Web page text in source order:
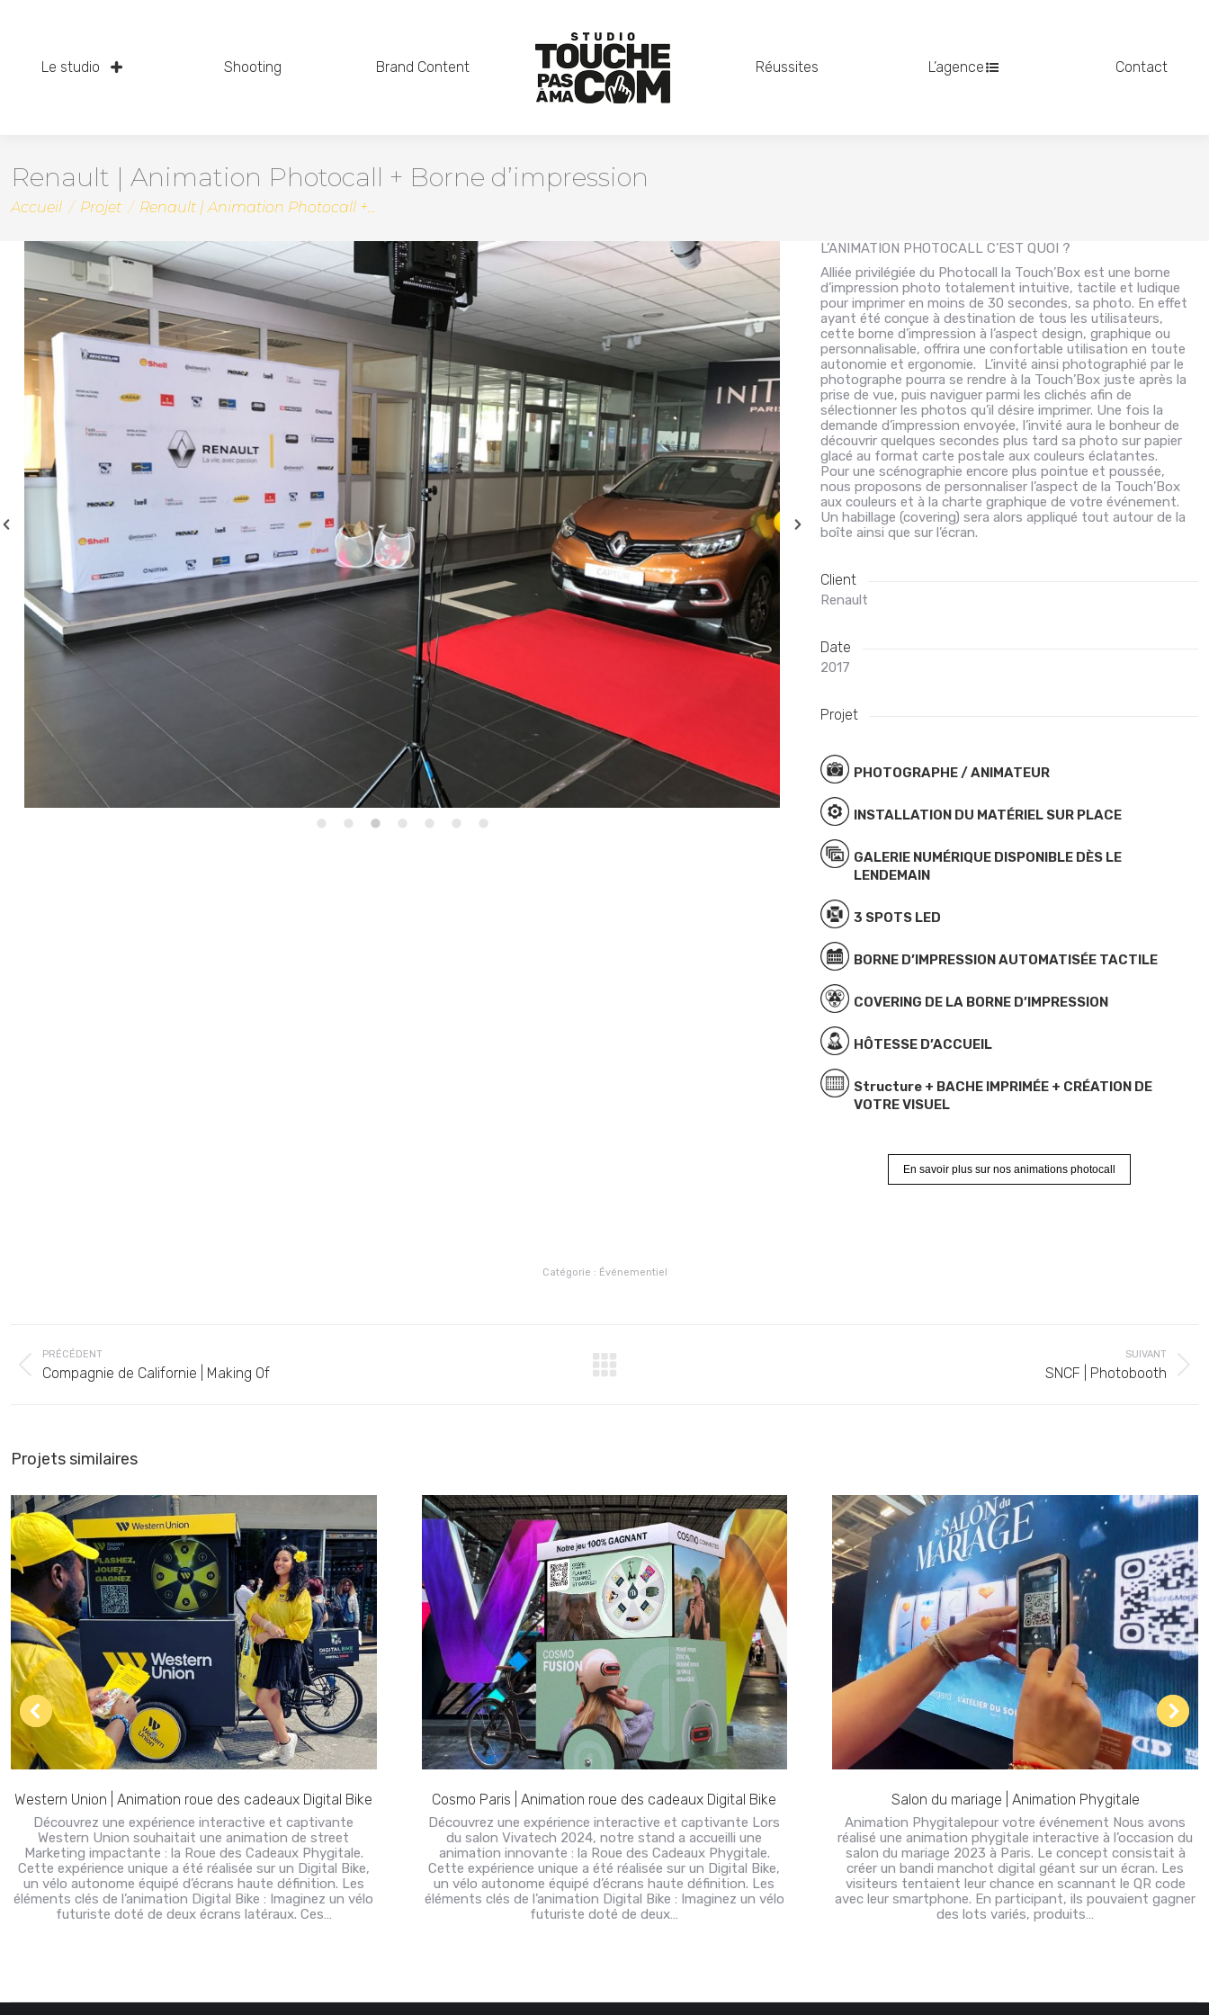
Le studio Shooting Brand Content Réussites L’agence Contact
Renault | Animation Photocall + Borne d’impression
Vous êtes ici :
Accueil Projet Renault | Animation Photocall +…
L’ANIMATION PHOTOCALL C’EST QUOI ?
Alliée privilégiée du Photocall la Touch’Box est une borne
d’impression photo totalement intuitive, tactile et ludique
pour imprimer en moins de 30 secondes, sa photo. En effet
ayant été conçue à destination de tous les utilisateurs,
cette borne d’impression à l’aspect design, graphique ou
personnalisable, offrira une confortable utilisation en toute
autonomie et ergonomie. L’invité ainsi photographié par le
photographe pourra se rendre à la Touch’Box juste après la
prise de vue, puis naviguer parmi les clichés afin de
sélectionner les photos qu’il désire imprimer. Une fois la
demande d’impression envoyée, l’invité aura le bonheur de
découvrir quelques secondes plus tard sa photo sur papier
glacé au format carte postale aux couleurs éclatantes.
Pour une scénographie encore plus pointue et poussée,
nous proposons de personnaliser l’aspect de la Touch’Box
aux couleurs et à la charte graphique de votre événement.
Un habillage (covering) sera alors appliqué tout autour de la
boîte ainsi que sur l’écran.
Client
Renault
Date
2017
Projet
PHOTOGRAPHE / ANIMATEUR
INSTALLATION DU MATÉRIEL SUR PLACE
GALERIE NUMÉRIQUE DISPONIBLE DÈS LE
LENDEMAIN
3 SPOTS LED
BORNE D’IMPRESSION AUTOMATISÉE TACTILE
COVERING DE LA BORNE D’IMPRESSION
HÔTESSE D’ACCUEIL
Structure + BACHE IMPRIMÉE + CRÉATION DE
VOTRE VISUEL
En savoir plus sur nos animations photocall
Catégorie : Événementiel
de
commentaire
PRÉCÉDENT
Onglet
précédent
Compagnie de Californie | Making Of
SUIVANT
SNCF | Photobooth
Projets similaires
Western Union | Animation roue des cadeaux Digital Bike
Découvrez une expérience interactive et captivante
Western Union souhaitait une animation de street
Marketing impactante : la Roue des Cadeaux Phygitale.
Cette expérience unique a été réalisée sur un Digital Bike,
un vélo autonome équipé d’écrans haute définition. Les
éléments clés de l’animation Digital Bike : Imaginez un vélo
futuriste doté de deux écrans latéraux. Ces…
Cosmo Paris | Animation roue des cadeaux Digital Bike
Découvrez une expérience interactive et captivante Lors
du salon Vivatech 2024, notre stand a accueilli une
animation innovante : la Roue des Cadeaux Phygitale.
Cette expérience unique a été réalisée sur un Digital Bike,
un vélo autonome équipé d’écrans haute définition. Les
éléments clés de l’animation Digital Bike : Imaginez un vélo
futuriste doté de deux…
Salon du mariage | Animation Phygitale
Animation Phygitalepour votre événement Nous avons
réalisé une animation phygitale interactive à l’occasion du
salon du mariage 2023 à Paris. Le concept consistait à
créer un bandi manchot digital géant sur un écran. Les
visiteurs tentaient leur chance en scannant le QR code
avec leur smartphone. En participant, ils pouvaient gagner
des lots variés, produits…